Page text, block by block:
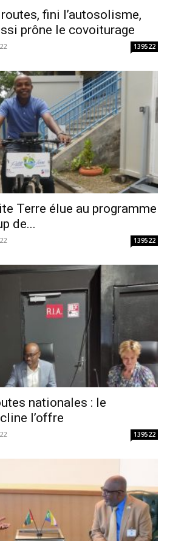
fini l’autosolisme,
prône le covoiturage
139522
Terre élue au programme
de...
139522
nationales : le
l’offre
139522